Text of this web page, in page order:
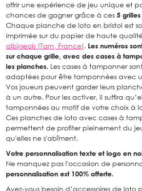
offrir une expérience de jeu unique et
chances de gagner grâce à ces 5
Chaque planche de loto en bristol est
imprimée sur du papier de haute
albigeois (Tarn, France). Les numéros
sur chaque grille, avec des cases à
les planches. Les cases à tamponner
adaptées pour être tamponnées avec
Vos joueurs peuvent garder leurs
à un autre. Pour les activer, il suffira
tamponnées au motif de votre choix à
Ces planches de loto avec cases à
permettent de profiter pleinement du
qu'elles ne s'abîment.
Votre personnalisation texte et logo en
Ne manquez pas l'occasion de
personnalisation est 100% offerte.
Avez-vous besoin d’accessoires de loto